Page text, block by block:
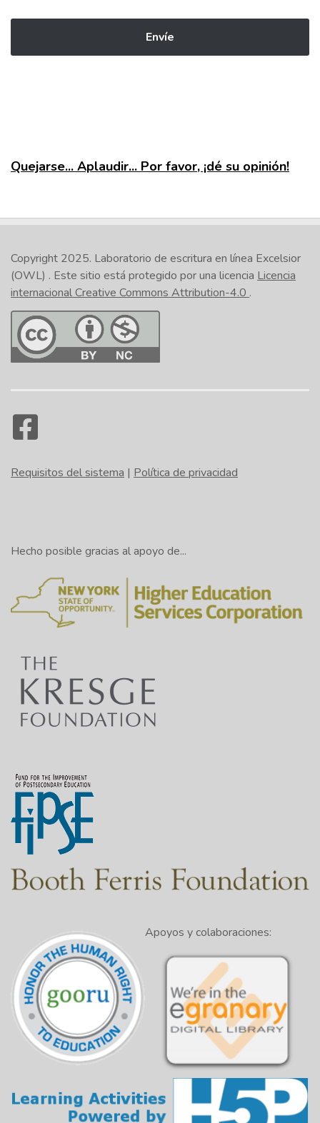
Quejarse... Aplaudir... Por favor, ¡dé su opinión!
Copyright 2025. Laboratorio de escritura en línea Excelsior
(OWL) . Este sitio está protegido por una licencia Licencia
internacional Creative Commons Attribution-4.0 .
Requisitos del sistema | Política de privacidad
Hecho posible gracias al apoyo de...
Apoyos y colaboraciones: